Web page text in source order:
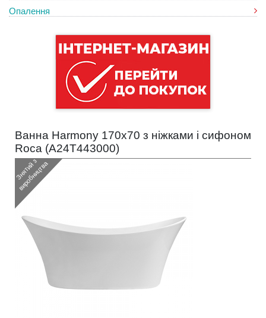
Опалення
Ванна Harmony 170x70 з ніжками і сифоном
Roca (A24T443000)
З
н
я
т
и
й
з
в
и
р
о
б
н
и
ц
т
в
а